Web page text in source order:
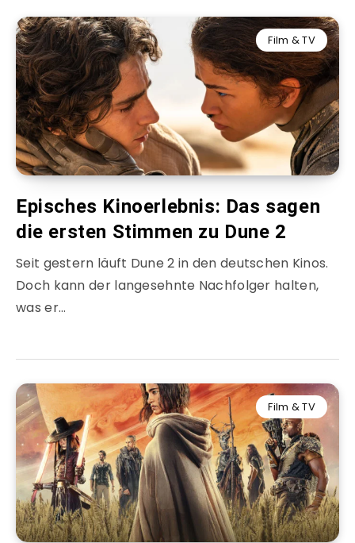
Film & TV
Episches Kinoerlebnis: Das sagen
die ersten Stimmen zu Dune 2
Seit gestern läuft Dune 2 in den deutschen Kinos.
Doch kann der langesehnte Nachfolger halten,
was er…
Film & TV